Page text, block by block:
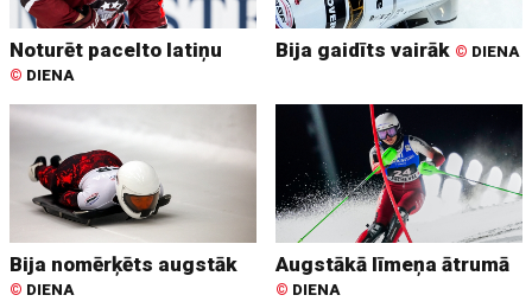
Noturēt pacelto latiņu
© DIENA
Bija gaidīts vairāk © DIENA
Bija nomērķēts augstāk
© DIENA
Augstākā līmeņa ātrumā
© DIENA